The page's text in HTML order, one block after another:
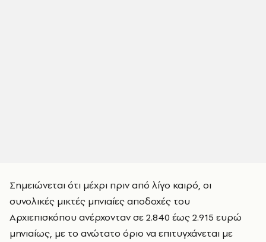
Σημειώνεται ότι μέχρι πριν από λίγο καιρό, οι
συνολικές μικτές μηνιαίες αποδοχές του
Αρχιεπισκόπου ανέρχονταν σε 2.840 έως 2.915 ευρώ
μηνιαίως, με το ανώτατο όριο να επιτυγχάνεται με